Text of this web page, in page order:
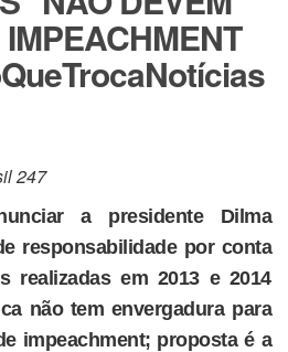
247
a presidente Dilma
responsabilidade por conta
realizadas em 2013 e 2014
não tem envergadura para
impeachment; proposta é a